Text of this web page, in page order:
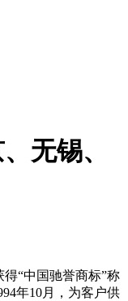
无锡、
“中国驰誉商标”称
年10月，为客户供